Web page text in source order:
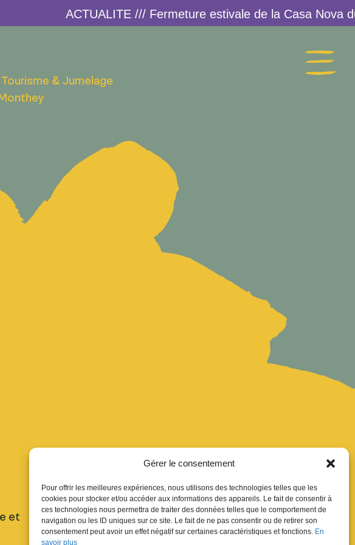
Gérer le consentement
Pour offrir les meilleures expériences, nous utilisons des technologies telles que les
cookies pour stocker et/ou accéder aux informations des appareils. Le fait de consentir à
ces technologies nous permettra de traiter des données telles que le comportement de
navigation ou les ID uniques sur ce site. Le fait de ne pas consentir ou de retirer son
consentement peut avoir un effet négatif sur certaines caractéristiques et fonctions. En
savoir plus
& Jumelage
et
Nous trouver
Inscription Newsletter
Fermetures